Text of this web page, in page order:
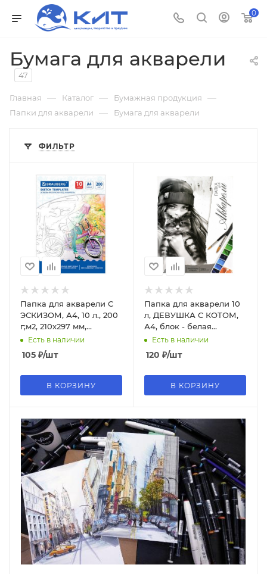
0
Бумага для акварели
47
Главная — Каталог — Бумажная продукция —
Папки для акварели — Бумага для акварели
ФИЛЬТР
Папка для акварели С
ЭСКИЗОМ, А4, 10 л., 200
г;м2, 210х297 мм,
BRAUBERG, 111071
Есть в наличии
105 ₽/шт
В КОРЗИНУ
Папка для акварели 10
л, ДЕВУШКА С КОТОМ,
А4, блок - белая
акварельная бумага 200
г, 69935
Есть в наличии
120 ₽/шт
В КОРЗИНУ